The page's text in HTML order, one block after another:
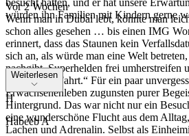
würden ihn Familien mit Kindern gerne
Vor 2 Wochen
Wenn man in Dubai lebt, könnte man
schon alles gesehen … bis einen IMG
erinnert, dass das Staunen kein
sich an, als würde man eine Welt
nachgibt, Superhelden frei umherstreifen
„Noch eine Fahrt.“ Für ein paar
Erwachsenenleben zugunsten purer
Hintergrund. Das war nicht nur ein
eine wunderschöne Flucht aus dem
Lachen und Adrenalin. Selbst als
Weiterlesen
H
Habeeb A